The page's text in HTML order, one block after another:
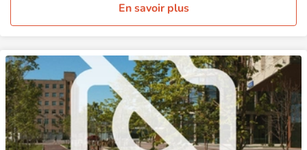
En savoir plus